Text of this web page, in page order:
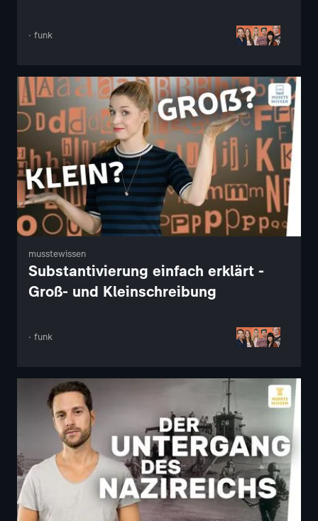
· funk
musstewissen
Substantivierung einfach erklärt -
Groß- und Kleinschreibung
· funk